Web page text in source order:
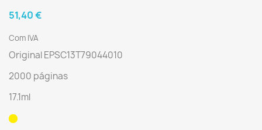
51,40 €
Com IVA
Original EPSC13T79044010
2000 páginas
17.1ml